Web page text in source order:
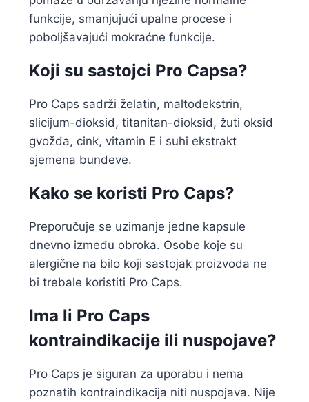
funkcije, smanjujući upalne procese i
poboljšavajući mokraćne funkcije.
Koji su sastojci Pro Capsa?
Pro Caps sadrži želatin, maltodekstrin,
slicijum-dioksid, titanitan-dioksid, žuti oksid
gvožđa, cink, vitamin E i suhi ekstrakt
sjemena bundeve.
Kako se koristi Pro Caps?
Preporučuje se uzimanje jedne kapsule
dnevno između obroka. Osobe koje su
alergične na bilo koji sastojak proizvoda ne
bi trebale koristiti Pro Caps.
Ima li Pro Caps
kontraindikacije ili nuspojave?
Pro Caps je siguran za uporabu i nema
poznatih kontraindikacija niti nuspojava. Nije